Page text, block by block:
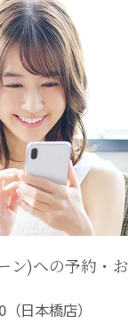
ン)への予約・
日本橋店）